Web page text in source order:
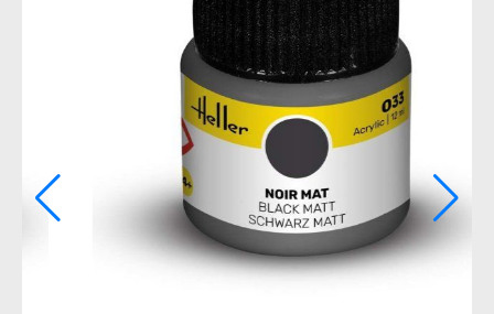
Colle liquide expert bleu